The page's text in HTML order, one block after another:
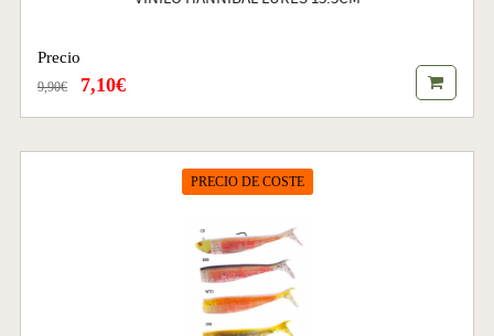
Precio
9,90€ 7,10€
PRECIO DE COSTE